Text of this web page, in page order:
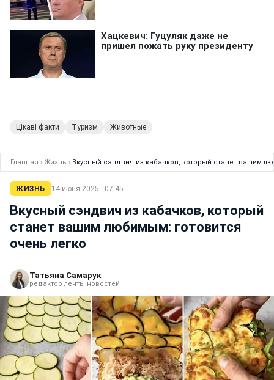
Цікаві факти Туризм Животные
Главная › Жизнь › Вкусный сэндвич из кабачков, который станет вашим
ЖИЗНЬ 14 июня 2025 · 07:45
Вкусный сэндвич из кабачков, который
станет вашим любимым: готовится
очень легко
Татьяна Самарук
редактор ленты новостей